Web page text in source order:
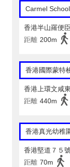
Carmel
香港半山羅便
距離 200m
香港國際蒙特
香港上環文咸
距離 440m
香港真光幼稚
香港堅道７５
距離 70m